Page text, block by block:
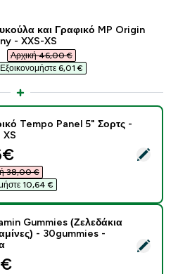
και Γραφικό MP Origin
- XXS-XS
price
Αρχική 46,00 €‎
Εξοικονομήστε 6,01 €‎
MP Ανδρικό Tempo Panel 5"
Tempo Panel 5" Σορτς -
price
38,00 €‎
10,64 €‎
Multivitamin Gummies
Gummies (Ζελεδάκια
- 30gummies -